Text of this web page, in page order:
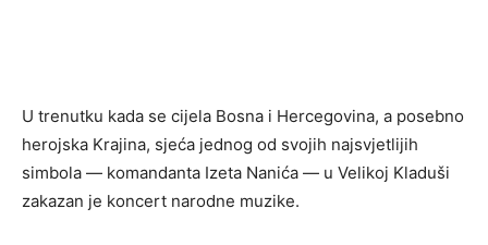
U trenutku kada se cijela Bosna i Hercegovina, a posebno
herojska Krajina, sjeća jednog od svojih najsvjetlijih
simbola — komandanta Izeta Nanića — u Velikoj Kladuši
zakazan je koncert narodne muzike.